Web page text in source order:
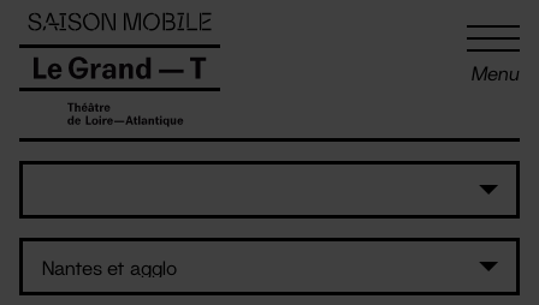
Menu
Panneau de gestion des cookies